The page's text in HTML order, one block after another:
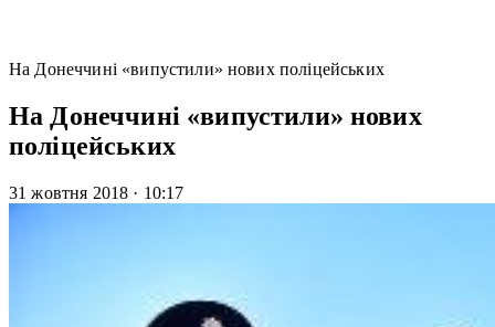
На Донеччині «випустили» нових поліцейських
На Донеччині «випустили» нових
поліцейських
31 жовтня 2018 · 10:17